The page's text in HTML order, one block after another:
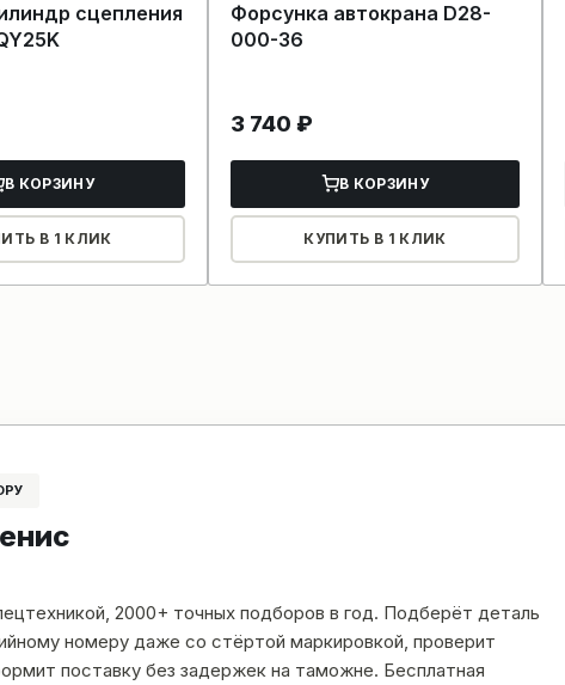
сцепления
В КОРЗИНУ
В 1 КЛИК
Форсунка автокрана D28-
000-36
3 740 ₽
В КОРЗИНУ
КУПИТЬ В 1 КЛИК
2000+ точных подборов в год. Подберёт деталь
номеру даже со стёртой маркировкой, проверит
поставку без задержек на таможне. Бесплатная